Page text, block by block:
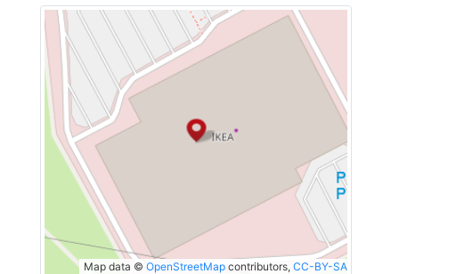
Map data © OpenStreetMap contributors, CC-BY-SA